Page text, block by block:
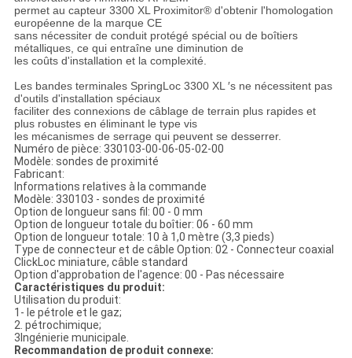
permet au capteur 3300 XL Proximitor® d'obtenir l'homologation
européenne de la marque CE
sans nécessiter de conduit protégé spécial ou de boîtiers
métalliques, ce qui entraîne une diminution de
les coûts d'installation et la complexité.
Les bandes terminales SpringLoc 3300 XL ′s ne nécessitent pas
d'outils d'installation spéciaux
faciliter des connexions de câblage de terrain plus rapides et
plus robustes en éliminant le type vis
les mécanismes de serrage qui peuvent se desserrer.
Numéro de pièce: 330103-00-06-05-02-00
Modèle: sondes de proximité
Fabricant:
Informations relatives à la commande
Modèle: 330103 - sondes de proximité
Option de longueur sans fil: 00 - 0 mm
Option de longueur totale du boîtier: 06 - 60 mm
Option de longueur totale: 10 à 1,0 mètre (3,3 pieds)
Type de connecteur et de câble Option: 02 - Connecteur coaxial
ClickLoc miniature, câble standard
Option d'approbation de l'agence: 00 - Pas nécessaire
Caractéristiques du produit:
Utilisation du produit:
1- le pétrole et le gaz;
2. pétrochimique;
3Ingénierie municipale.
Recommandation de produit connexe: